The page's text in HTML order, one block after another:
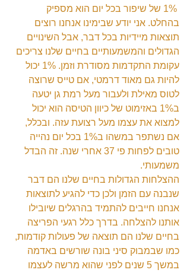
1% של שיפור בכל יום הוא מספיק
בהחלט. אני יודע שבימינו אנחנו רוצים
תוצאות מיידיות בכל דבר, אבל השינויים
הגדולים והמשמעותיים בחיים שלנו צריכים
עקומת התקדמות מסודרת וזמן. 1% יכול
להיות גם מאוד דרמטי, אם טייס שרוצה
לטוס מאילת ולעבור מעל רמת גן יטעה
ב1% באזימוט של כיוון הטיסה הוא יכול
למצוא את עצמו מעל רצועת עזה. ובכלל,
אם נשתפר במשהו ב1% בכל יום נהייה
טובים לפחות פי 37 אחרי שנה. זה הבדל
משמעותי.
ההצלחות הגדולות בחיים שלנו הם דבר
שנבנה עם הזמן ולכן כדי להגיע לתוצאות
אנחנו חייבים להתמיד בהרגלים שיובילו
אותנו להצלחה. בדרך כלל רגעי הפריצה
בחיים שלנו הם תוצאה של פעולות קודמות,
כמו שבמבוק סיני בונה שורשים באדמה
במשך 5 שנים לפני שהוא מרשה לעצמו